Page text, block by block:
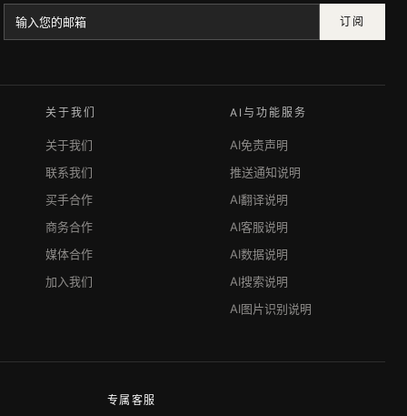
订阅
关于我们
关于我们
联系我们
买手合作
商务合作
媒体合作
加入我们
AI与功能服务
AI免责声明
推送通知说明
AI翻译说明
AI客服说明
AI数据说明
AI搜索说明
AI图片识别说明
专属客服